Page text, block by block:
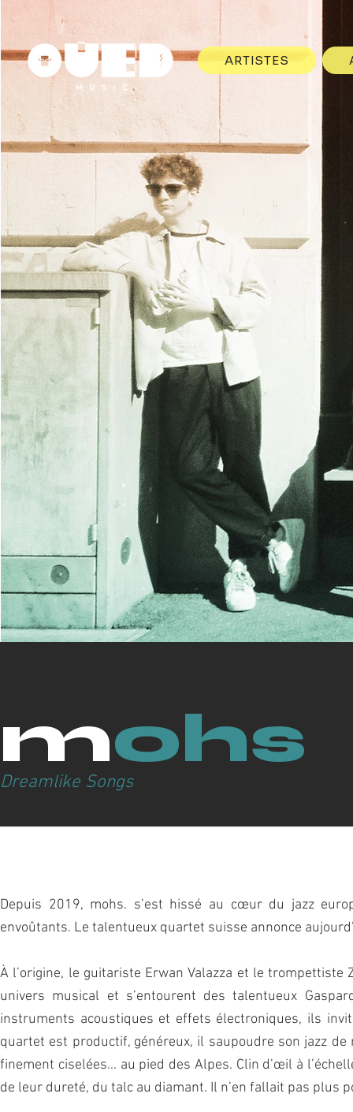
ARTISTES
mohs
Dreamlike Songs
Depuis 2019, mohs. s’est hissé au cœur du jazz
envoûtants. Le talentueux quartet suisse annonce
À l’origine, le guitariste Erwan Valazza et le
univers musical et s’entourent des talentueux
instruments acoustiques et effets électroniques, ils
quartet est productif, généreux, il saupoudre son jazz
finement ciselées... au pied des Alpes. Clin d’œil à
de leur dureté, du talc au diamant. Il n’en fallait pas plus